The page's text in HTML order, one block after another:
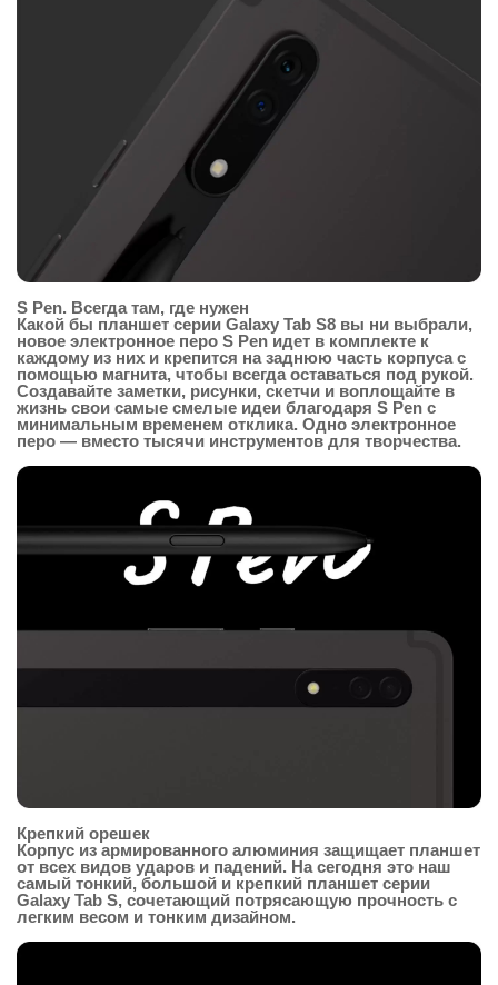
S Pen. Всегда там, где нужен
Какой бы планшет серии Galaxy Tab S8 вы ни выбрали,
новое электронное перо S Pen идет в комплекте к
каждому из них и крепится на заднюю часть корпуса с
помощью магнита, чтобы всегда оставаться под рукой.
Создавайте заметки, рисунки, скетчи и воплощайте в
жизнь свои самые смелые идеи благодаря S Pen с
минимальным временем отклика. Одно электронное
перо — вместо тысячи инструментов для творчества.
Крепкий орешек
Корпус из армированного алюминия защищает планшет
от всех видов ударов и падений. На сегодня это наш
самый тонкий, большой и крепкий планшет серии
Galaxy Tab S, сочетающий потрясающую прочность с
легким весом и тонким дизайном.